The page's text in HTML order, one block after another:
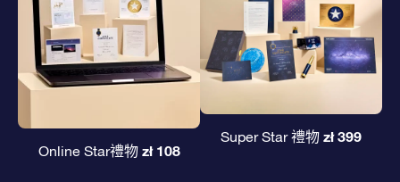
Online Star禮物 zł 108
Super Star 禮物 zł 399